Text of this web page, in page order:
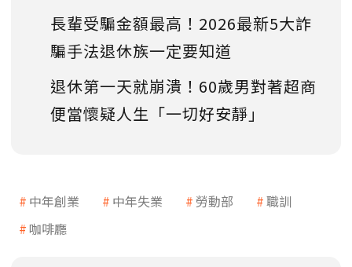
長輩受騙金額最高！2026最新5大詐
騙手法退休族一定要知道
退休第一天就崩潰！60歲男對著超商
便當懷疑人生「一切好安靜」
中年創業 中年失業 勞動部
職訓
咖啡廳